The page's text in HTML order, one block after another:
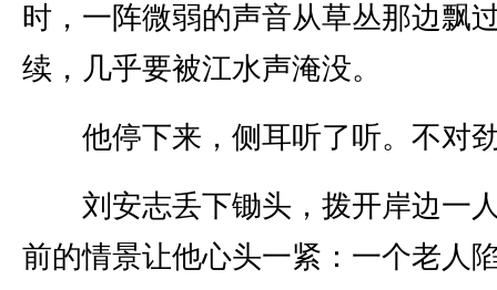
时，一阵微弱的声音从草丛那边
续，几乎要被江水声淹没。
他停下来，侧耳听了听。不对
刘安志丢下锄头，拨开岸边一
前的情景让他心头一紧：一个老人